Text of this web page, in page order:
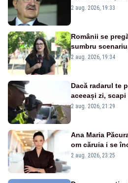
țipă mai tare, ci
2 aug. 2026, 19:33
Românii se
sumbru
energetică
2 aug. 2026, 19:34
Dacă radarul te
aceeași zi,
Ce spune legea
2 aug. 2026, 21:29
Ana Maria
om căruia i se
portiță?”
2 aug. 2026, 23:25